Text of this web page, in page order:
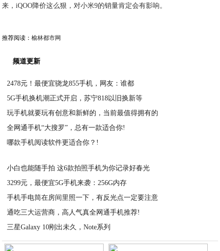
来，iQOO降价这么狠，对小米9的销量肯定会有影响。
推荐阅读：榆林都市网
频道更新
2478元！最便宜骁龙855手机，网友：谁都
5G手机换机潮正式开启，苏宁818以旧换新等
玩手机就要玩有创意和新鲜的，当前最值得拥有的
全网通手机“大搜罗”，总有一款适合你!
哪款手机阅读软件更适合你？!
小白也能随手拍 这6款拍照手机为你记录好春光
3299元，最便宜5G手机来袭：256G内存
手机手电筒在房间里照一下，有反光点一定要注意
通吃三大运营商，高人气真全网通手机推荐!
三星Galaxy 10刚出未久，Note系列
2020-11-18